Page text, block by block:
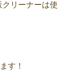
リーナーは使
す！